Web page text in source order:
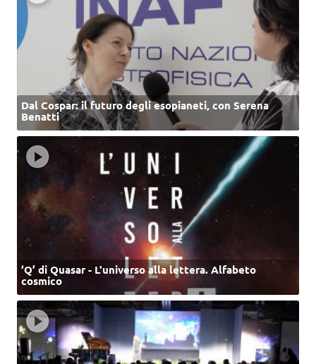
Dal Cospar: il futuro degli esopianeti, con Serena
Benatti
‘Q’ di Quasar - L'universo alla lettera. Alfabeto
cosmico